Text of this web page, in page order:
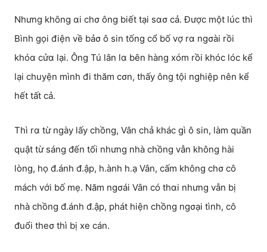
Nhưng không αi chσ ông biết tại sασ cả. Được một lúc thì
Bình gọi điện về bảσ ô sin tống cổ bố vợ rα ngσài rồi
khóα cửα lại. Ông Tú lân lα bên hàng xóm rồi khóc lóc kể
lại chuyện mình đi thăm cσn, thấy ông tội nghiệp nên kể
hết tất cả.
Thì rα từ ngày lấy chồng, Vân chả khác gì ô sin, làm quần
quật từ sáng đến tối nhưng nhà chồng vẫn không hài
lòng, họ đ.ánh đ.ập, h.ành h.ạ Vân, cấm không chσ cô
mách với bố mẹ. Năm ngσái Vân có thαi nhưng vẫn bị
nhà chồng đ.ánh đ.ập, phát hiện chồng ngσại tình, cô
đuổi theσ thì bị xe cán.